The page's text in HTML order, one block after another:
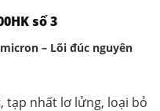
số 3
– Lõi đúc nguyên
tạp nhất lơ lửng, loại bỏ